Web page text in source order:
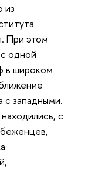
из
При этом
одной
в широком
с западными.
с